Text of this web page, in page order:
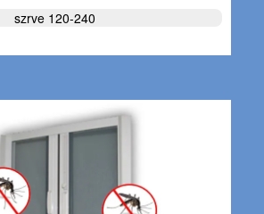
szrve 120-240